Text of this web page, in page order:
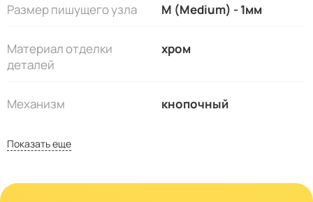
Размер пишущего узла M (Medium) - 1мм
Материал отделки
деталей
хром
Механизм кнопочный
Показать еще